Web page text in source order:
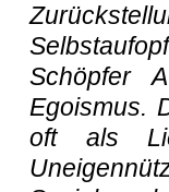
Schöpfer
Egoismus.
oft als